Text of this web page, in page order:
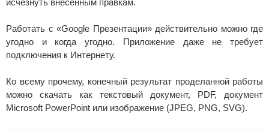
исчезнуть внесенным правкам.
Работать с «Google Презентации» действительно можно где
угодно и когда угодно. Приложение даже не требует
подключения к Интернету.
Ко всему прочему, конечный результат проделанной работы
можно скачать как текстовый документ, PDF, документ
Microsoft PowerPoint или изображение (JPEG, PNG, SVG).